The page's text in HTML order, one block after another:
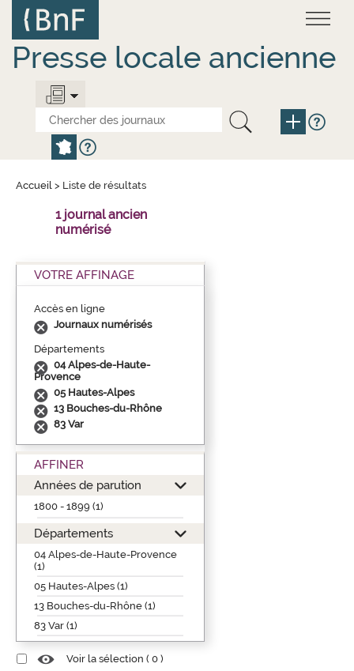
contenu
principal
Presse locale ancienne
Accueil > Liste de résultats
1 journal ancien
numérisé
VOTRE AFFINAGE
Accès en ligne
Journaux numérisés
Départements
04 Alpes-de-Haute-
Provence
05 Hautes-Alpes
13 Bouches-du-Rhône
83 Var
AFFINER
Années de parution
1800 - 1899 (1)
Départements
04 Alpes-de-Haute-Provence
(1)
05 Hautes-Alpes (1)
13 Bouches-du-Rhône (1)
83 Var (1)
Voir la sélection ( 0 )
Panneau de gestion des cookies